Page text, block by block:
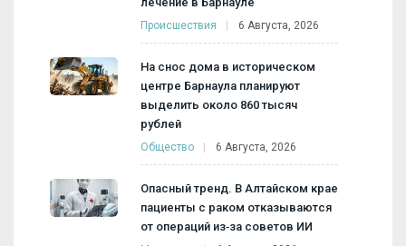
Происшествия 6 Августа, 2026
На снос дома в историческом
центре Барнаула планируют
выделить около 860 тысяч
рублей
Общество 6 Августа, 2026
Опасный тренд. В Алтайском крае
пациенты с раком отказываются
от операций из‑за советов ИИ